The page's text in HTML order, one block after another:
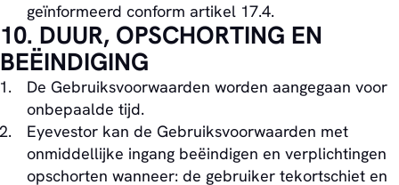
geïnformeerd conform artikel 17.4.
10. DUUR, OPSCHORTING EN
BEËINDIGING
De Gebruiksvoorwaarden worden aangegaan voor
onbepaalde tijd.
Eyevestor kan de Gebruiksvoorwaarden met
onmiddellijke ingang beëindigen en verplichtingen
opschorten wanneer: de gebruiker tekortschiet en